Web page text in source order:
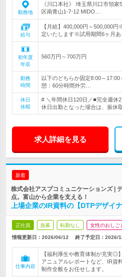
勤務地
《川口本社》 埼玉県川口市領
区南青山1-7-12 MIDO…
給与
【月給】400,000円～500,000
定いたします※試用期間6ヶ月あ
初年度
年収
560万円～700万円
勤務
時間
以下のどちらか固定8:00～
憩：60分時間外労…
休日
休暇
# ＼年間休日120日／■完全週休
休日出勤となった場合は、振休
求人詳細を見る
新着
株式会社アスプコミュニケーションズ |
点。富山から企業を支える！
上場企業のIR資料の【DTPデザイ
正社員 急募 転勤なし 女性のおしご
情報更新日：2026/06/12 終了予定日： 2026/
仕事内容
【福利厚生や教育体制が充実◎
アニュアルレポートなど、IR資
制作全般をお任せします。